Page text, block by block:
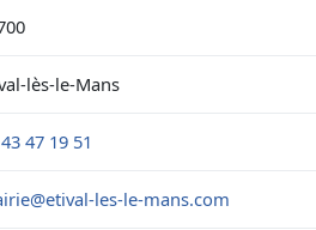
lès-le-Mans
47 19 51
les-le-mans.com